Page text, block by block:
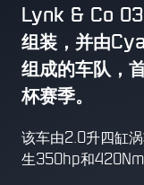
Lynk & Co 03
组装，并由
组成的车队，
杯赛季。
该车由2.0升四缸
生350hp和420Nm